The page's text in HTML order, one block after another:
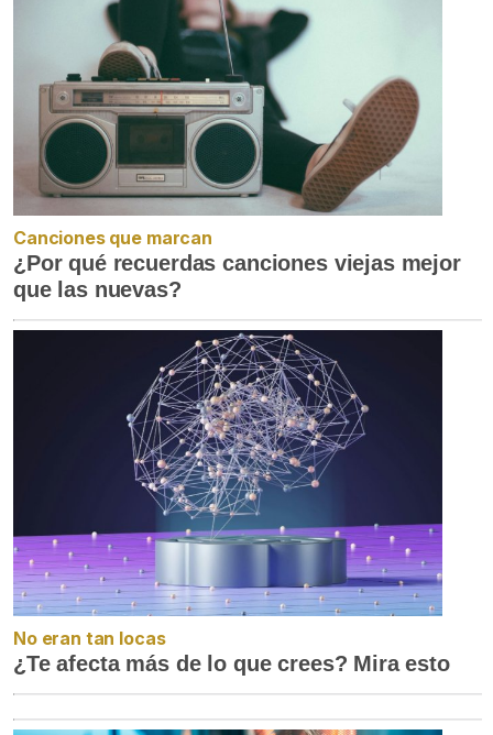
Canciones que marcan
¿Por qué recuerdas canciones viejas mejor
que las nuevas?
No eran tan locas
¿Te afecta más de lo que crees? Mira esto